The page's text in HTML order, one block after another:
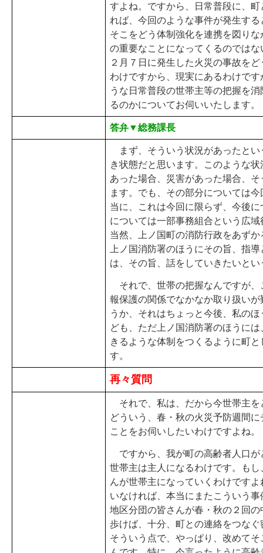
すよね。ですから、日常普段に、
れば、今回のような事件が発生す
そこをどう体制強化を連携を図り
の重要なことになってくるのでは
２月７日に発生した火災の事故を
わけですから、現実にあるわけで
うな日常普段の世帯主等の把握を
るのかについてお伺いいたします。
答弁▼総務課長
まず、そういう状況があったとい
き状態だと思います。このような
あった場合、災害があった場合、
ます。でも、その部分については
当に、これは今回に限らず、今後
については一部事務組合という広
当然、上ノ国町の消防行政をあず
上ノ国消防署のほうにその旨、指
は、その旨、話をしていきたいと
それで、世帯の把握なんですが、
報保護の関係でなかなか取り扱い
うか、それはちょっと今後、私の
ども、ただ上ノ国消防署のほうに
きるような体制をつくるように町
す。
再々質問
それで、私は、だから今世帯主を
どういう、春・秋の火災予防週間
ことをお伺いしたいわけですよね。
ですから、我が町の高齢者人口が
世帯主は主人になるわけです。も
んが世帯主になっていくわけです
いなければ、本当にまたこういう
地区分団の皆さんが春・秋の２回
歩けば、十分、町との連絡をつな
そういう点で、やっぱり、改めて